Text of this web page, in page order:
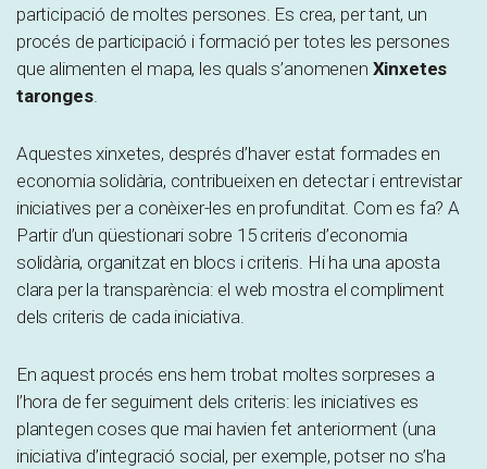
participació de moltes persones. Es crea, per tant, un
procés de participació i formació per totes les persones
que alimenten el mapa, les quals s’anomenen Xinxetes
taronges.
Aquestes xinxetes, després d’haver estat formades en
economia solidària, contribueixen en detectar i entrevistar
iniciatives per a conèixer-les en profunditat. Com es fa? A
Partir d’un qüestionari sobre 15 criteris d’economia
solidària, organitzat en blocs i criteris. Hi ha una aposta
clara per la transparència: el web mostra el compliment
dels criteris de cada iniciativa.
En aquest procés ens hem trobat moltes sorpreses a
l’hora de fer seguiment dels criteris: les iniciatives es
plantegen coses que mai havien fet anteriorment (una
iniciativa d’integració social, per exemple, potser no s’ha